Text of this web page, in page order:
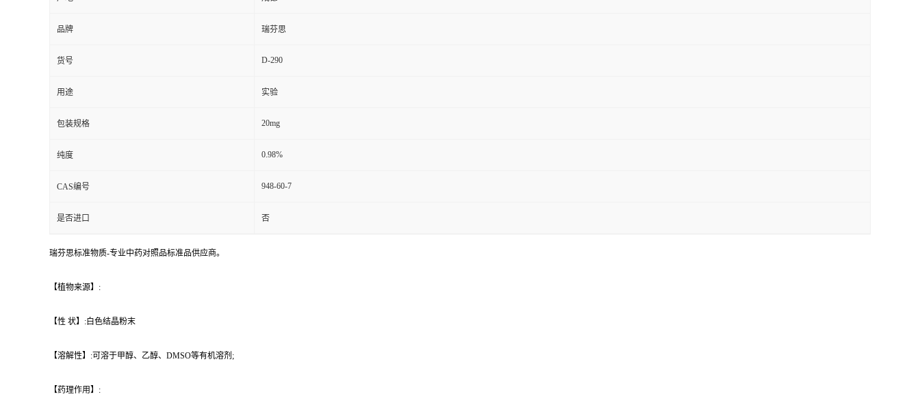
品牌 瑞芬思
货号 D-290
用途 实验
包装规格 20mg
纯度 0.98%
CAS编号 948-60-7
是否进口 否
瑞芬思标准物质-专业中药对照品标准品供应商。
【植物来源】:
【性 状】:白色结晶粉末
【溶解性】:可溶于甲醇、乙醇、DMSO等有机溶剂;
【药理作用】: